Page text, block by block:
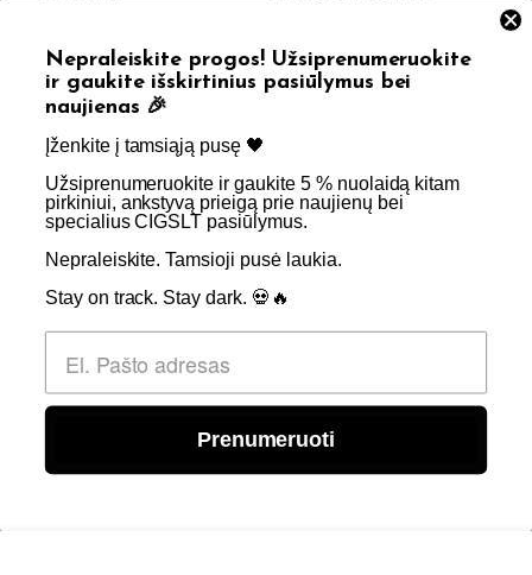
Straipsniai Apie Mus
Kontaktai
SKIRTA TIK SUAUGUSIEMS NIKOTINO VARTOTOJAMS.
NETURĖTUMĖTE NAUDOTI ŠIŲ PRODUKTŲ, JEI NEVARTOJATE
NIKOTINO.
© 2026 Visos teisės saugomos - CigsLT.app
Nepraleiskite progos! Užsiprenumeruokite
ir gaukite išskirtinius pasiūlymus bei
naujienas 🎉
Įženkite į tamsiąją pusę 🖤 ​
Užsiprenumeruokite ir gaukite 5 % nuolaidą kitam
pirkiniui, ankstyvą prieigą prie naujienų bei
specialius CIGSLT pasiūlymus. ​
Nepraleiskite. Tamsioji pusė laukia.
Stay on track. Stay dark. 💀🔥
Prenumeruoti